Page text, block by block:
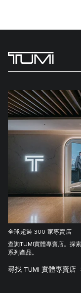
全球超過 300 家專賣店
查詢TUMI實體專賣店。探
系列產品。
尋找 TUMI 實體專賣店